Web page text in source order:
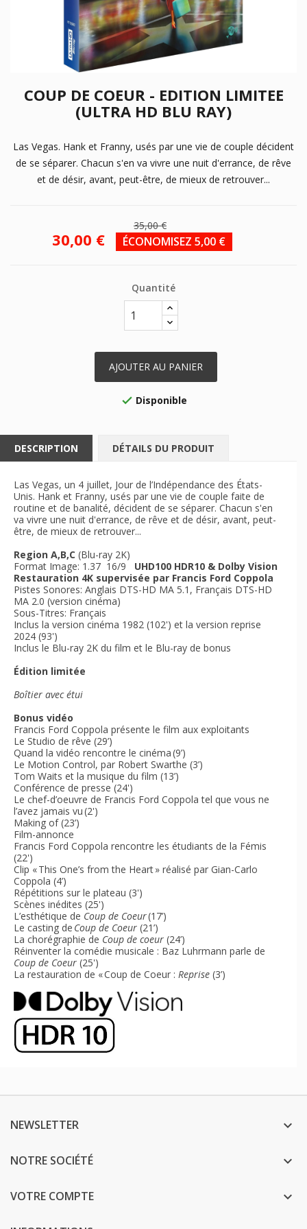
COUP DE COEUR - EDITION LIMITEE
(ULTRA HD BLU RAY)
Las Vegas. Hank et Franny, usés par une vie de couple décident
de se séparer. Chacun s'en va vivre une nuit d'errance, de rêve
et de désir, avant, peut-être, de mieux de retrouver...
35,00 €
30,00 € ÉCONOMISEZ 5,00 €
Quantité
AJOUTER AU PANIER
 Disponible
DESCRIPTION DÉTAILS DU PRODUIT
Las Vegas, un 4 juillet, Jour de l’Indépendance des États-
Unis. Hank et Franny, usés par une vie de couple faite de
routine et de banalité, décident de se séparer. Chacun s'en
va vivre une nuit d'errance, de rêve et de désir, avant, peut-
être, de mieux de retrouver...
Region A,B,C (Blu-ray 2K)
Format Image: 1.37 16/9 UHD100 HDR10 & Dolby Vision
Restauration 4K supervisée par Francis Ford Coppola
Pistes Sonores: Anglais DTS-HD MA 5.1, Français DTS-HD
MA 2.0 (version cinéma)
Sous-Titres: Français
Inclus la version cinéma 1982 (102') et la version reprise
2024 (93')
Inclus le Blu-ray 2K du film et le Blu-ray de bonus
Édition limitée
Boîtier avec étui
Bonus vidéo
Francis Ford Coppola présente le film aux exploitants
Le Studio de rêve (29’)
Quand la vidéo rencontre le cinéma (9’)
Le Motion Control, par Robert Swarthe (3’)
Tom Waits et la musique du film (13’)
Conférence de presse (24')
Le chef-d’oeuvre de Francis Ford Coppola tel que vous ne
l’avez jamais vu (2')
Making of (23’)
Film-annonce
Francis Ford Coppola rencontre les étudiants de la Fémis
(22')
Clip « This One’s from the Heart » réalisé par Gian-Carlo
Coppola (4’)
Répétitions sur le plateau (3')
Scènes inédites (25')
L’esthétique de Coup de Coeur(17’)
Le casting de Coup de Coeur (21’)
La chorégraphie de Coup de coeur (24’)
Réinventer la comédie musicale : Baz Luhrmann parle de
Coup de Coeur (25')
La restauration de « Coup de Coeur : Reprise (3’)
NEWSLETTER 
NOTRE SOCIÉTÉ 
VOTRE COMPTE 